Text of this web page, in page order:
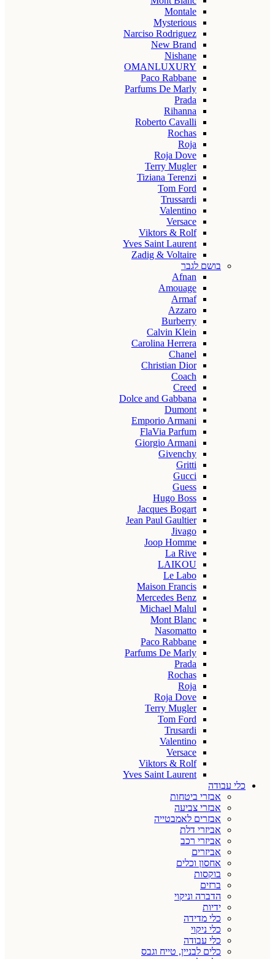
Montale
Mysterious
Narciso Rodriguez
New Brand
Nishane
OMANLUXURY
Paco Rabbane
Parfums De Marly
Prada
Rihanna
Roberto Cavalli
Rochas
Roja
Roja Dove
Terry Mugler
Tiziana Terenzi
Tom Ford
Trussardi
Valentino
Versace
Viktors & Rolf
Yves Saint Laurent
Zadig & Voltaire
בושם לגבר
Afnan
Amouage
Armaf
Azzaro
Burberry
Calvin Klein
Carolina Herrera
Chanel
Christian Dior
Coach
Creed
Dolce and Gabbana
Dumont
Emporio Armani
FlaVia Parfum
Giorgio Armani
Givenchy
Gritti
Gucci
Guess
Hugo Boss
Jacques Bogart
Jean Paul Gaultier
Jivago
Joop Homme
La Rive
LAIKOU
Le Labo
Maison Francis
Mercedes Benz
Michael Malul
Mont Blanc
Nasomatto
Paco Rabbane
Parfums De Marly
Prada
Rochas
Roja
Roja Dove
Terry Mugler
Tom Ford
Trusardi
Valentino
Versace
Viktors & Rolf
Yves Saint Laurent
כלי עבודה
אבזרי ביטחות
אבזרי צביעה
אבזרים לאמבטייה
אביזרי דלת
אביזרי רכב
אביזרים
אחסון וכלים
בוקסות
ברזים
הדברה וניקוי
ידיות
כלי מדידה
כלי ניקוי
כלי עבודה
כלים לבניין, טייח וגבס